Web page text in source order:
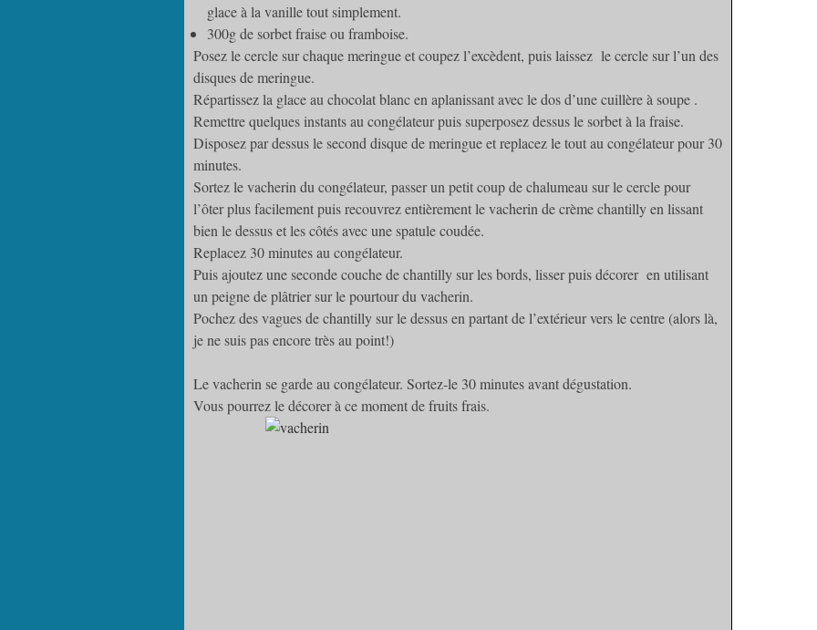
glace à la vanille tout simplement.
300g de sorbet fraise ou framboise.
Posez le cercle sur chaque meringue et coupez l’excèdent, puis laissez le cercle sur l’un des
disques de meringue.
Répartissez la glace au chocolat blanc en aplanissant avec le dos d’une cuillère à soupe .
Remettre quelques instants au congélateur puis superposez dessus le sorbet à la fraise.
Disposez par dessus le second disque de meringue et replacez le tout au congélateur pour 30
minutes.
Sortez le vacherin du congélateur, passer un petit coup de chalumeau sur le cercle pour
l’ôter plus facilement puis recouvrez entièrement le vacherin de crème chantilly en lissant
bien le dessus et les côtés avec une spatule coudée.
Replacez 30 minutes au congélateur.
Puis ajoutez une seconde couche de chantilly sur les bords, lisser puis décorer en utilisant
un peigne de plâtrier sur le pourtour du vacherin.
Pochez des vagues de chantilly sur le dessus en partant de l’extérieur vers le centre (alors là,
je ne suis pas encore très au point!)
Le vacherin se garde au congélateur. Sortez-le 30 minutes avant dégustation.
Vous pourrez le décorer à ce moment de fruits frais.